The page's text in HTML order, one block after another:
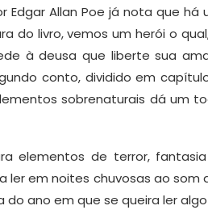
Allan Poe já nota que há
do livro, vemos um herói o
à deusa que liberte sua
conto, dividido em
sobrenaturais dá um
elementos de terror,
ler em noites chuvosas ao
do ano em que se queira ler